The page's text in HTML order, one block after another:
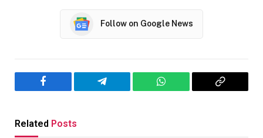
Follow on Google News
Facebook Telegram WhatsApp
Copy
Related Posts